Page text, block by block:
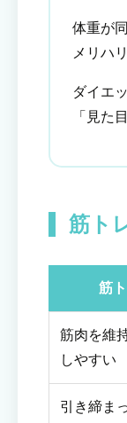
体重が
メリハ
ダイエ
「見た
筋ト
筋
筋肉を維
しやすい
引き締ま